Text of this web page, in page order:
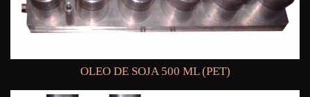
OLEO DE SOJA 500 ML (PET)